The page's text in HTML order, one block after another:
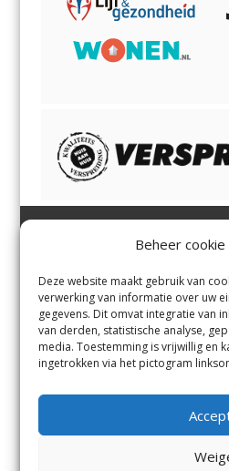
Beheer
Deze website maakt gebruik van
verwerking van informatie over uw
gegevens. Dit omvat integratie van
van derden, statistische analyse,
media. Toestemming is vrijwillig en
ingetrokken via het pictogram
Margadantstraat 34
1976 DN IJmuiden
023-8200170
info@heemsteder.nl
info@bloemendaler.nl